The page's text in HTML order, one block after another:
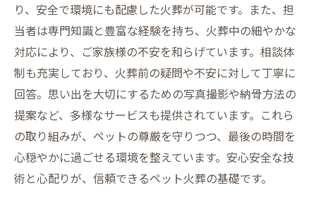
り、安全で環境にも配慮した火葬が可能です。また、担
当者は専門知識と豊富な経験を持ち、火葬中の細やかな
対応により、ご家族様の不安を和らげています。相談体
制も充実しており、火葬前の疑問や不安に対して丁寧に
回答。思い出を大切にするための写真撮影や納骨方法の
提案など、多様なサービスも提供されています。これら
の取り組みが、ペットの尊厳を守りつつ、最後の時間を
心穏やかに過ごせる環境を整えています。安心安全な技
術と心配りが、信頼できるペット火葬の基礎です。